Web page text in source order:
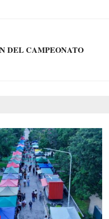
DEL CAMPEONATO